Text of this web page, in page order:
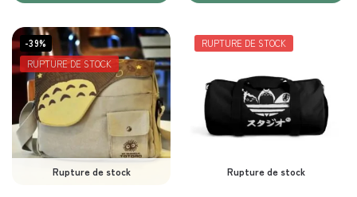
-39%
RUPTURE DE STOCK
Rupture de stock
RUPTURE DE STOCK
Rupture de stock